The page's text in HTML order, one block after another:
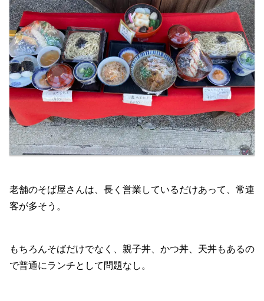
老舗のそば屋さんは、長く営業しているだけあって、常連
客が多そう。
もちろんそばだけでなく、親子丼、かつ丼、天丼もあるの
で普通にランチとして問題なし。